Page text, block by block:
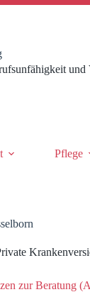
und
Pflege
zur Beratung